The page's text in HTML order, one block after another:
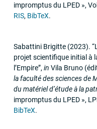
impromptus du LPED»,
RIS, BibTeX.
Sabattini Brigitte (2023).
projet scientifique initial à
l’Empire”,in Vila Bruno
la faculté des sciences de
du matériel d’étude à la
impromptus du LPED»,
BibTeX.